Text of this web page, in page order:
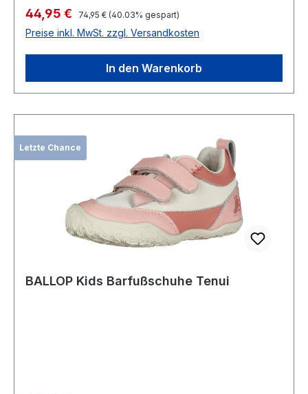
Verkaufspreis:
44,95 € Regulärer Preis:
74,95 € (40.03% gespart)
Preise inkl. MwSt. zzgl. Versandkosten
In den Warenkorb
Letzte Chance
BALLOP Kids Barfußschuhe Tenui